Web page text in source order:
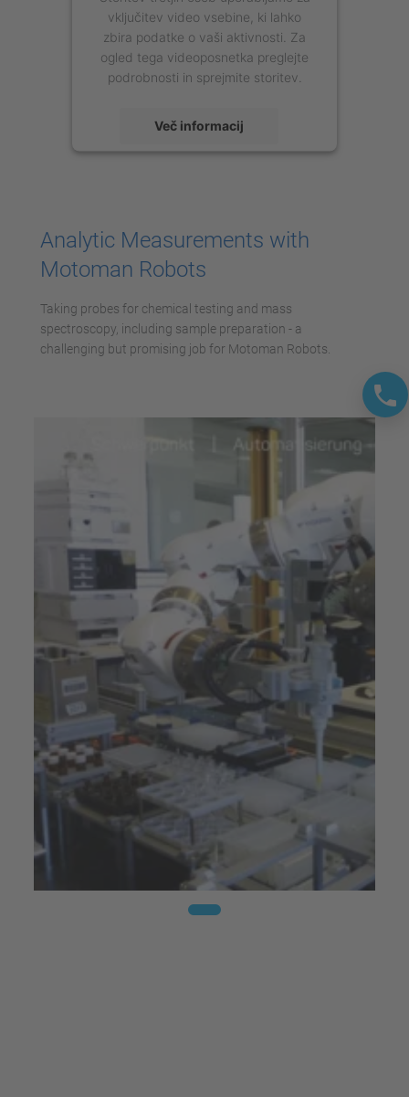
vključitev video vsebine, ki lahko
zbira podatke o vaši aktivnosti. Za
ogled tega videoposnetka preglejte
podrobnosti in sprejmite storitev.
Več informacij
Analytic Measurements with
Motoman Robots
Taking probes for chemical testing and mass
spectroscopy, including sample preparation - a
challenging but promising job for Motoman Robots.